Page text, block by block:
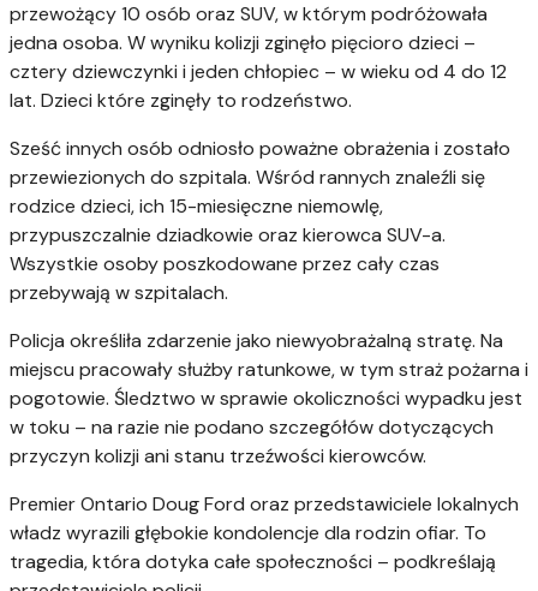
przewożący 10 osób oraz SUV, w którym podróżowała
jedna osoba. W wyniku kolizji zginęło pięcioro dzieci –
cztery dziewczynki i jeden chłopiec – w wieku od 4 do 12
lat. Dzieci które zginęły to rodzeństwo.
Sześć innych osób odniosło poważne obrażenia i zostało
przewiezionych do szpitala. Wśród rannych znaleźli się
rodzice dzieci, ich 15-miesięczne niemowlę,
przypuszczalnie dziadkowie oraz kierowca SUV-a.
Wszystkie osoby poszkodowane przez cały czas
przebywają w szpitalach.
Policja określiła zdarzenie jako niewyobrażalną stratę. Na
miejscu pracowały służby ratunkowe, w tym straż pożarna i
pogotowie. Śledztwo w sprawie okoliczności wypadku jest
w toku – na razie nie podano szczegółów dotyczących
przyczyn kolizji ani stanu trzeźwości kierowców.
Premier Ontario Doug Ford oraz przedstawiciele lokalnych
władz wyrazili głębokie kondolencje dla rodzin ofiar. To
tragedia, która dotyka całe społeczności – podkreślają